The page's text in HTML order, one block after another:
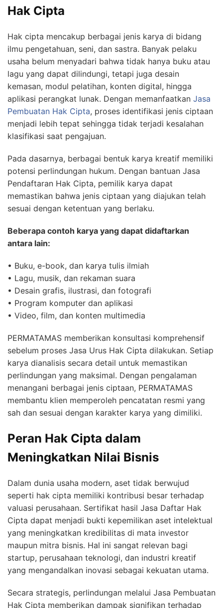
Hak Cipta
Hak cipta mencakup berbagai jenis karya di bidang
ilmu pengetahuan, seni, dan sastra. Banyak pelaku
usaha belum menyadari bahwa tidak hanya buku atau
lagu yang dapat dilindungi, tetapi juga desain
kemasan, modul pelatihan, konten digital, hingga
aplikasi perangkat lunak. Dengan memanfaatkan Jasa
Pembuatan Hak Cipta, proses identifikasi jenis ciptaan
menjadi lebih tepat sehingga tidak terjadi kesalahan
klasifikasi saat pengajuan.
Pada dasarnya, berbagai bentuk karya kreatif memiliki
potensi perlindungan hukum. Dengan bantuan Jasa
Pendaftaran Hak Cipta, pemilik karya dapat
memastikan bahwa jenis ciptaan yang diajukan telah
sesuai dengan ketentuan yang berlaku.
Beberapa contoh karya yang dapat didaftarkan
antara lain:
• Buku, e-book, dan karya tulis ilmiah
• Lagu, musik, dan rekaman suara
• Desain grafis, ilustrasi, dan fotografi
• Program komputer dan aplikasi
• Video, film, dan konten multimedia
PERMATAMAS memberikan konsultasi komprehensif
sebelum proses Jasa Urus Hak Cipta dilakukan. Setiap
karya dianalisis secara detail untuk memastikan
perlindungan yang maksimal. Dengan pengalaman
menangani berbagai jenis ciptaan, PERMATAMAS
membantu klien memperoleh pencatatan resmi yang
sah dan sesuai dengan karakter karya yang dimiliki.
Peran Hak Cipta dalam
Meningkatkan Nilai Bisnis
Dalam dunia usaha modern, aset tidak berwujud
seperti hak cipta memiliki kontribusi besar terhadap
valuasi perusahaan. Sertifikat hasil Jasa Daftar Hak
Cipta dapat menjadi bukti kepemilikan aset intelektual
yang meningkatkan kredibilitas di mata investor
maupun mitra bisnis. Hal ini sangat relevan bagi
startup, perusahaan teknologi, dan industri kreatif
yang mengandalkan inovasi sebagai kekuatan utama.
Secara strategis, perlindungan melalui Jasa Pembuatan
Hak Cipta memberikan dampak signifikan terhadap